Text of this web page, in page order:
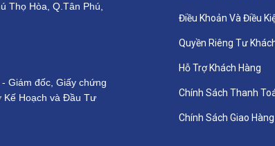
Thọ Hòa, Q.Tân Phú,
Giám đốc, Giấy chứng
Kế Hoạch và Đầu Tư
Điều Khoản Và Điều
Quyền Riêng Tư
Hỗ Trợ Khách Hàng
Chính Sách Thanh
Chính Sách Giao Hàng